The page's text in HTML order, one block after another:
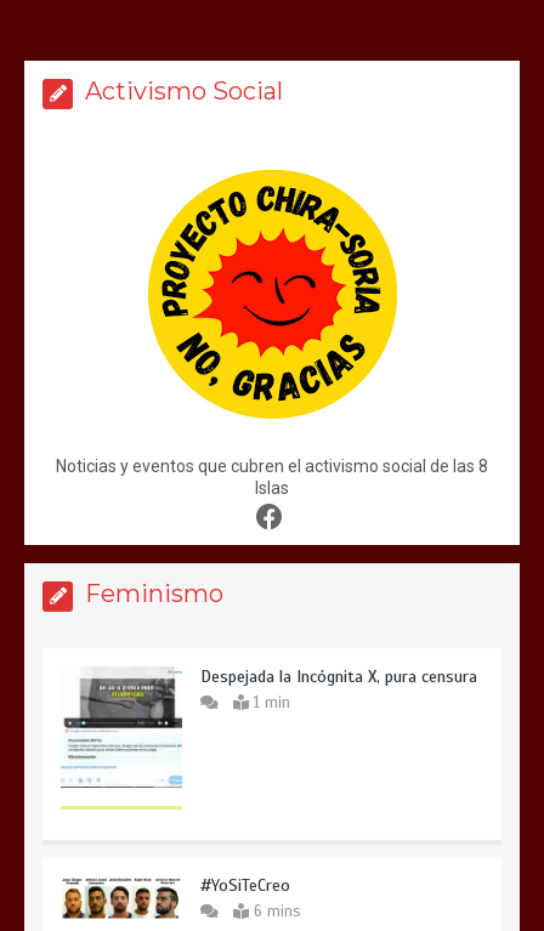
Activismo Social
Noticias y eventos que cubren el activismo social de las 8
Islas
Feminismo
Despejada la Incógnita X, pura censura
1 min
#YoSiTeCreo
6 mins